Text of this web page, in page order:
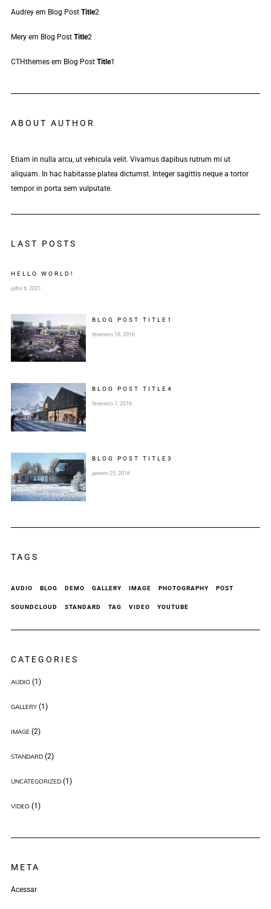
Audreyem Blog Post Title2
Meryem Blog Post Title2
CTHthemesem Blog Post Title1
ABOUT AUTHOR
Etiam in nulla arcu, ut vehicula velit. Vivamus dapibus rutrum mi ut
aliquam. In hac habitasse platea dictumst. Integer sagittis neque a tortor
tempor in porta sem vulputate.
LAST POSTS
HELLO WORLD!
julho 6, 2021
BLOG POST TITLE 1
fevereiro 16, 2016
BLOG POST TITLE 4
fevereiro 7, 2016
BLOG POST TITLE 3
janeiro 25, 2016
TAGS
AUDIO BLOG DEMO GALLERY IMAGE PHOTOGRAPHY POST
SOUNDCLOUD STANDARD TAG VIDEO YOUTUBE
CATEGORIES
AUDIO (1)
GALLERY(1)
IMAGE(2)
STANDARD(2)
UNCATEGORIZED(1)
VIDEO (1)
META
Acessar